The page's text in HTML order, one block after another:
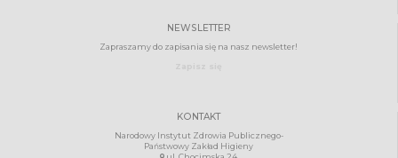
NEWSLETTER
Zapraszamy do zapisania się na nasz newsletter!
KONTAKT
Narodowy Instytut Zdrowia Publicznego-
Państwowy Zakład Higieny